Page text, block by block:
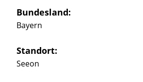
Bundesland:
Bayern
Standort:
Seeon